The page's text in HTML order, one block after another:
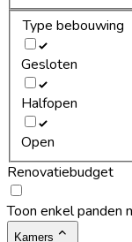
Type bebouwing
Gesloten
Halfopen
Open
Renovatiebudget
Toon enkel panden
Kamers